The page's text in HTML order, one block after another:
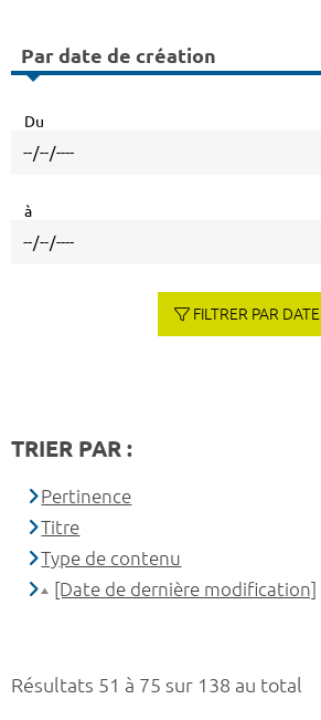
Résultats 51 à 75 sur 138 au total
Par date de création
Du
à
FILTRER PAR DATE
TRIER PAR :
Pertinence
Titre
Type de contenu
[Date de dernière modification]